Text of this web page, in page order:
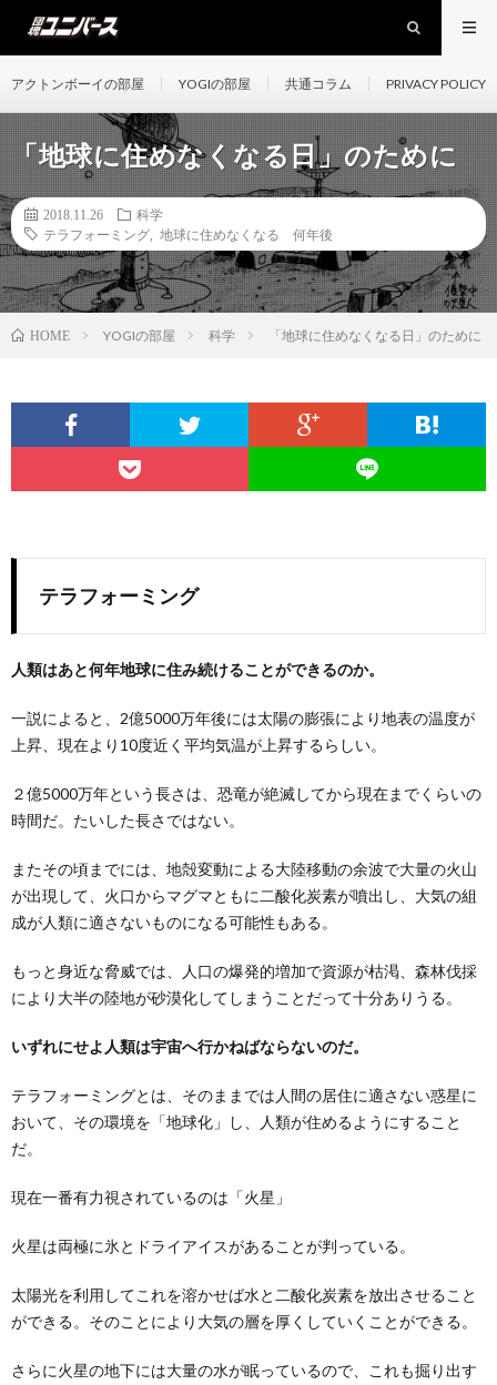
アクトンボーイの部屋 YOGIの部屋 共通コラム PRIVACY POLICY
「地球に住めなくなる日」のために
2018.11.26
科学
テラフォーミング
地球に住めなくなる 何年後
HOME YOGIの部屋 科学 「地球に住めなくなる日」のために
テラフォーミング
人類はあと何年地球に住み続けることができるのか。
一説によると、2億5000万年後には太陽の膨張により地表の温度が
上昇、現在より10度近く平均気温が上昇するらしい。
２億5000万年という長さは、恐竜が絶滅してから現在までくらいの
時間だ。たいした長さではない。
またその頃までには、地殻変動による大陸移動の余波で大量の火山
が出現して、火口からマグマともに二酸化炭素が噴出し、大気の組
成が人類に適さないものになる可能性もある。
もっと身近な脅威では、人口の爆発的増加で資源が枯渇、森林伐採
により大半の陸地が砂漠化してしまうことだって十分ありうる。
いずれにせよ人類は宇宙へ行かねばならないのだ。
テラフォーミングとは、そのままでは人間の居住に適さない惑星に
おいて、その環境を「地球化」し、人類が住めるようにすること
だ。
現在一番有力視されているのは「火星」
火星は両極に氷とドライアイスがあることが判っている。
太陽光を利用してこれを溶かせば水と二酸化炭素を放出させること
ができる。そのことにより大気の層を厚くしていくことができる。
さらに火星の地下には大量の水が眠っているので、これも掘り出す